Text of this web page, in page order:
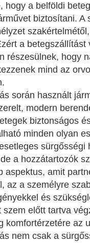
hogy a belföldi
biztosítani. A
a betegszállítást
részesülnek, hogy
mind az
során használt
modern
biztonságos
minden olyan
a hozzátartozók
aspektus, amit
az a személyre
és
előtt tartva
komfortérzetére az
nem csak a